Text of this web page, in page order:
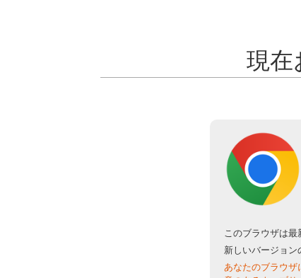
現在
このブラウザは最
新しいバージョン
あなたのブラウザ